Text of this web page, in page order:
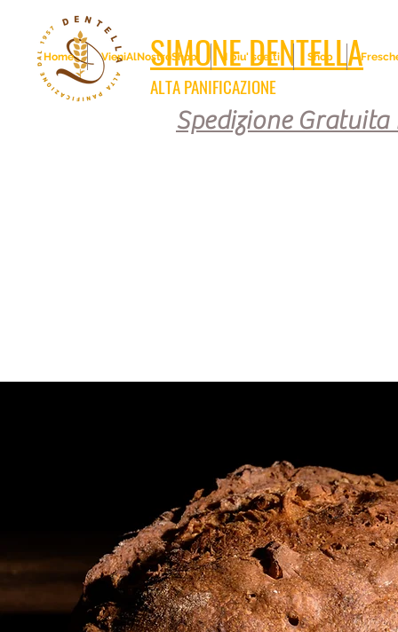
SIMONE DENTELLA
ALTA PANIFICAZIONE
Home VieniAlNostroShop I piu' scelti Shop
Spedizione